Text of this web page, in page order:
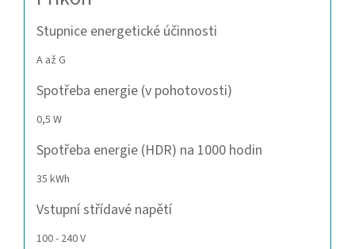
Stupnice energetické účinnosti
A až G
Spotřeba energie (v pohotovosti)
0,5 W
Spotřeba energie (HDR) na 1000 hodin
35 kWh
Vstupní střídavé napětí
100 - 240 V